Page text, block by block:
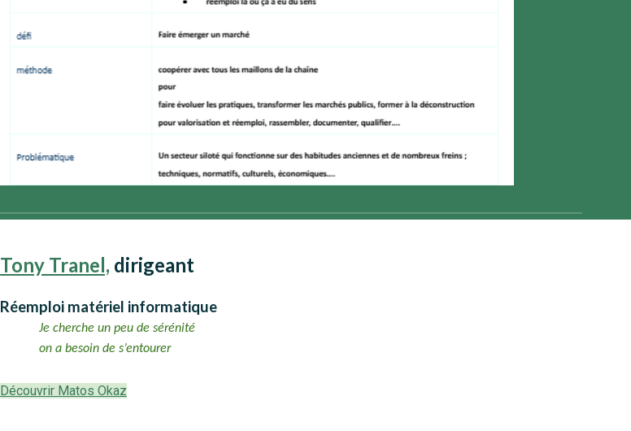
Tony Tranel, dirigeant
Réemploi matériel informatique
Je cherche un peu de sérénité
on a besoin de s’entourer
Découvrir Matos Okaz